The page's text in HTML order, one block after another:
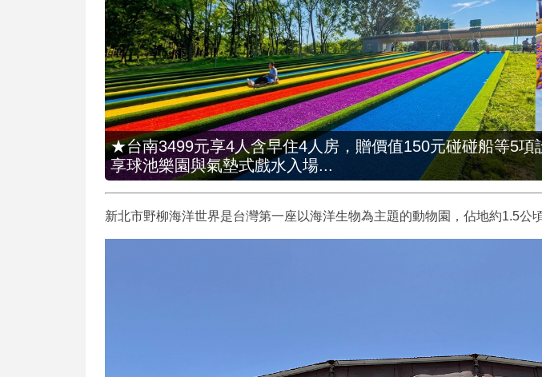
★台南3499元享4人含早住4人房，贈價值150元碰碰船等5項
享球池樂園與氣墊式戲水入場...
新北市野柳海洋世界是台灣第一座以海洋生物為主題的動物園，佔地約1.5公